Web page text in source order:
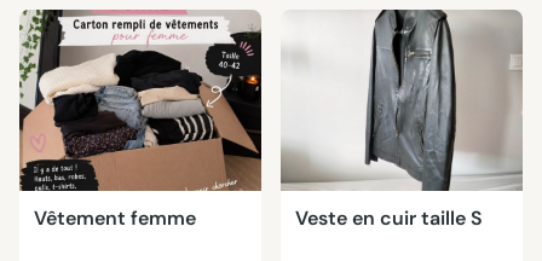
Vêtement femme Veste en cuir taille S